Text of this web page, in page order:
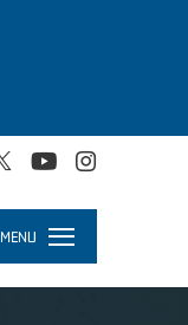
MENU
Toggle
navigation